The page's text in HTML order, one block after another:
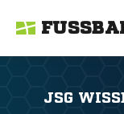
JSG